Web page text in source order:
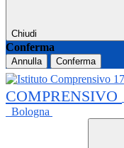
Chiudi
Conferma
Annulla Conferma
COMPRENSIVO
Bologna